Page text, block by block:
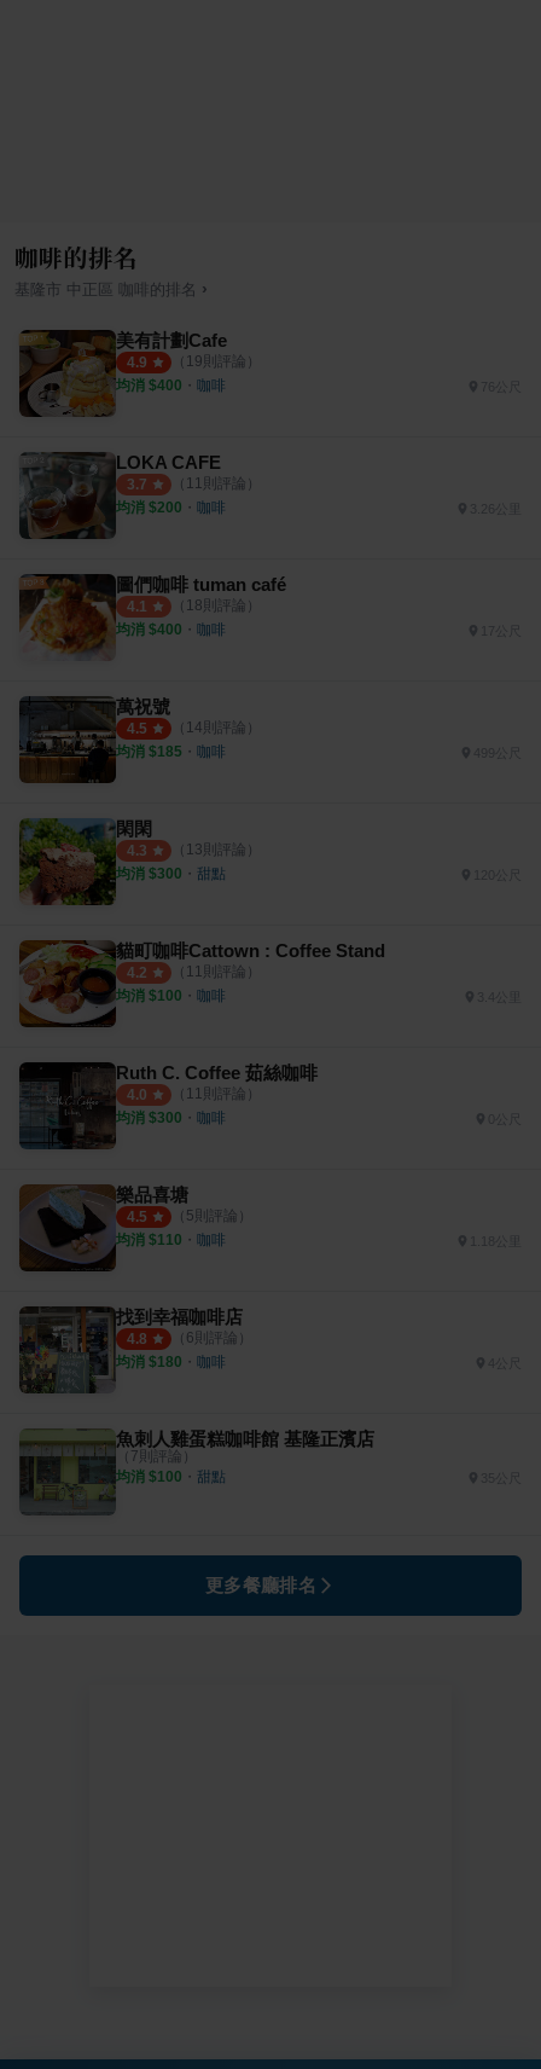
咖啡的排名
基隆市 中正區 咖啡 的排名 ›
美有計劃Cafe
4.9 （ 19則評論）
均消 $400 ・ 咖啡
LOKA CAFE
3.7 （ 11則評論）
均消 $200 ・ 咖啡
圖們咖啡 tuman café
4.1 （ 18則評論）
均消 $400 ・ 咖啡
萬祝號
4.5 （ 14則評論）
均消 $185 ・ 咖啡 499公尺
閑閑
4.3 （ 13則評論）
均消 $300 ・ 甜點
貓町咖啡Cattown : Coffee Stand
4.2 （ 11則評論）
均消 $100 ・ 咖啡 3.4公里
Ruth C. Coffee 茹絲咖啡
4.0 （ 11則評論）
均消 $300 ・ 咖啡
樂品喜塘
4.5 （ 5則評論）
均消 $110 ・ 咖啡
找到幸福咖啡店
4.8 （ 6則評論）
均消 $180 ・ 咖啡 4公尺
魚刺人雞蛋糕咖啡館 基隆正濱店
（ 7則評論）
均消 $100 ・ 甜點 35公尺
更多餐廳排名